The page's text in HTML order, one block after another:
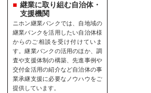
継業に取り組む自治体・
支援機関
ニホン継業バンクでは、自地域の
継業バンクを活用したい自治体様
からのご相談を受け付けていま
す。継業バンクの活用のほか、調
査や支援体制の構築、先進事例や
交付金活用の紹介など自治体の事
業承継支援に必要なノウハウをご
提供しています。